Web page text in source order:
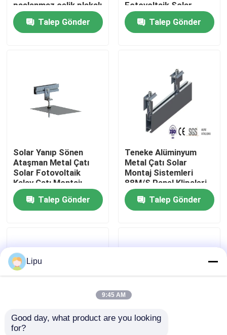
videolar
Hakkımızda
Fabrika turu
Bize Ulaşın
Solar PV Montaj Sistemleri
paslanmaz çelik plakalı
Talep Gönder
Fotovoltaik Solar
Montaj
Talep Gönder
Solar Yanıp Sönen
Ataşman Metal Çatı
Solar Fotovoltaik
Kalay Çatı Montajı
Talep Gönder
Teneke Alüminyum
Metal Çatı Solar
Montaj Sistemleri
88M/S Panel Klipsleri
Talep Gönder
Üçgen 60m/S Metal
Lipu
9:45 AM
Good day, what product are you looking
for?